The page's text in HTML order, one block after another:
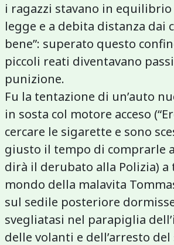
i ragazzi stavano in equilibrio
legge e a debita distanza dai
bene”: superato questo
piccoli reati diventavano
punizione.
Fu la tentazione di un’auto
in sosta col motore acceso
cercare le sigarette e sono
giusto il tempo di comprarle
dirà il derubato alla Polizia)
mondo della malavita
sul sedile posteriore
svegliatasi nel parapiglia
delle volanti e dell’arresto del